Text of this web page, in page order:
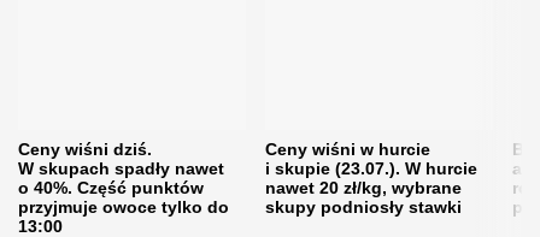
Ceny wiśni dziś.
W skupach spadły nawet
o 40%. Część punktów
przyjmuje owoce tylko do
13:00
Ceny wiśni w hurcie
i skupie (23.07.). W hurcie
nawet 20 zł/kg, wybrane
skupy podniosły stawki